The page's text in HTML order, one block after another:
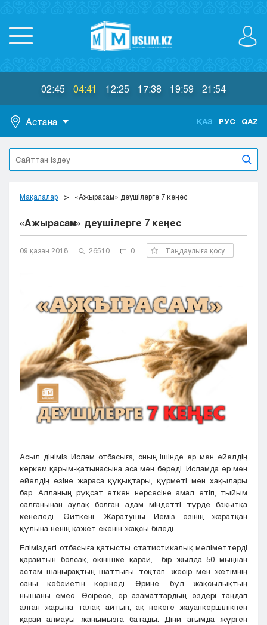
02:45 04:41 12:25 17:38 19:59 21:54
Астана
Астана
Алматы
Актобе
Жезказган
Караганда
Кокшетау
Петропавловск
Талдыкорган
Тараз
Туркестан
Уральск
Усть-Каменогорск
Шымкент
ҚАЗ РУС QAZ
Мақалалар «Ажырасам» деушілерге 7 кеңес
«Ажырасам» деушілерге 7 кеңес
09 қазан 2018 26510 0 Таңдаулыға қосу
Асыл дініміз Ислам отбасыға, оның ішінде ер мен әйелдің
көркем қарым-қатынасына аса мән береді. Исламда ер мен
әйелдің өзіне жараса құқықтары, құрметі мен хақылары
бар. Алланың рұқсат еткен нәрсесіне амал етіп, тыйым
салғанынан аулақ болған адам міндетті түрде бақытқа
кенеледі. Өйткені, Жаратушы Иеміз өзінің жаратқан
құлына ненің қажет екенін жақсы біледі.
Еліміздегі отбасыға қатысты статистикалық мәліметтерді
қарайтын болсақ, өкінішке қарай, бір жылда 50 мыңнан
астам шаңырақтың шаттығы тоқтап, жесір мен жетімнің
саны көбейетін көрінеді. Әрине, бұл жақсылықтың
нышаны емес. Әсіресе, ер азаматтардың өздері таңдап
алған жарына талақ айтып, ақ некеге жауапкершілікпен
қарай алмауы жанымызға батады. Діни ағымда жүрген